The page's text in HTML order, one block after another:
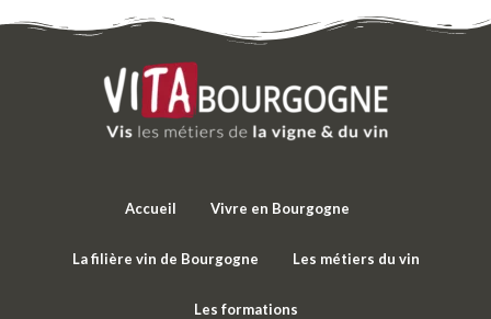
Accueil Vivre en Bourgogne
La filière vin de Bourgogne Les métiers du vin
Les formations